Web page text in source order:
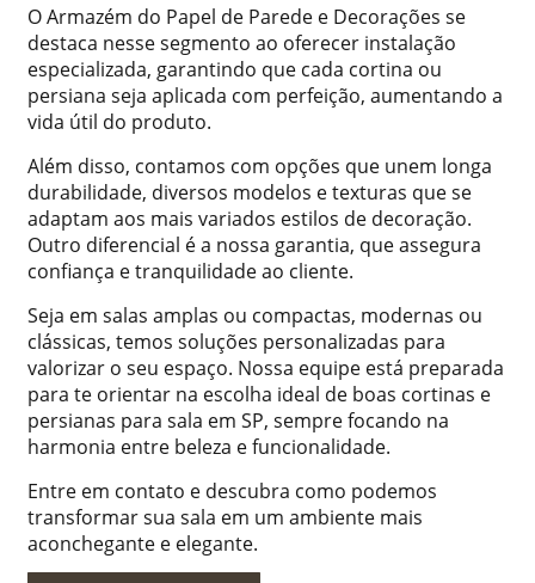
O Armazém do Papel de Parede e Decorações se
destaca nesse segmento ao oferecer instalação
especializada, garantindo que cada cortina ou
persiana seja aplicada com perfeição, aumentando a
vida útil do produto.
Além disso, contamos com opções que unem longa
durabilidade, diversos modelos e texturas que se
adaptam aos mais variados estilos de decoração.
Outro diferencial é a nossa garantia, que assegura
confiança e tranquilidade ao cliente.
Seja em salas amplas ou compactas, modernas ou
clássicas, temos soluções personalizadas para
valorizar o seu espaço. Nossa equipe está preparada
para te orientar na escolha ideal de boas cortinas e
persianas para sala em SP, sempre focando na
harmonia entre beleza e funcionalidade.
Entre em contato e descubra como podemos
transformar sua sala em um ambiente mais
aconchegante e elegante.